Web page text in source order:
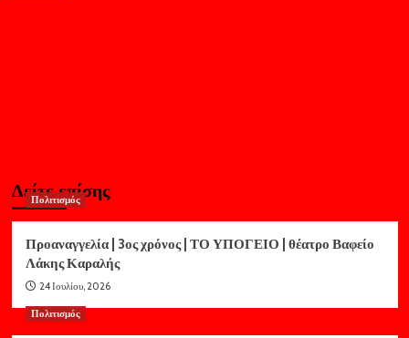
Δείτε επίσης
Πολιτισμός
Προαναγγελία | 3ος χρόνος | ΤΟ ΥΠΟΓΕΙΟ | θέατρο Βαφείο
Λάκης Καραλής
24 Ιουλίου, 2026
Πολιτισμός